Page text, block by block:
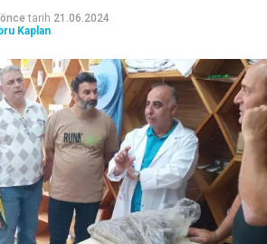
önce tarih 21.06.2024
Kaplan